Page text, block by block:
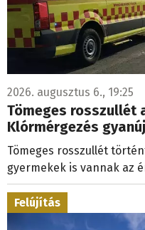
2026. augusztus 6., 19:25
Tömeges rosszullét
Klórmérgezés
Tömeges rosszullét
gyermekek is vannak az
Felújítás